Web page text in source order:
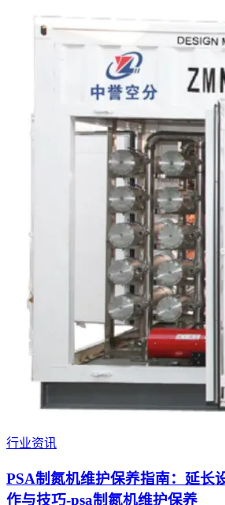
行业资讯
PSA制氮机维护保养指南：延长
作与技巧-psa制氮机维护保养